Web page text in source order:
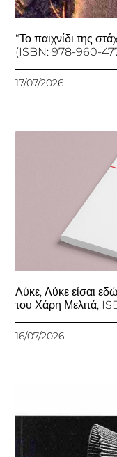
“Το παιχνίδι της
(ISBN: 978-960-
17/07/2026
Λύκε, Λύκε είσαι
του Χάρη Μελιτά,
16/07/2026